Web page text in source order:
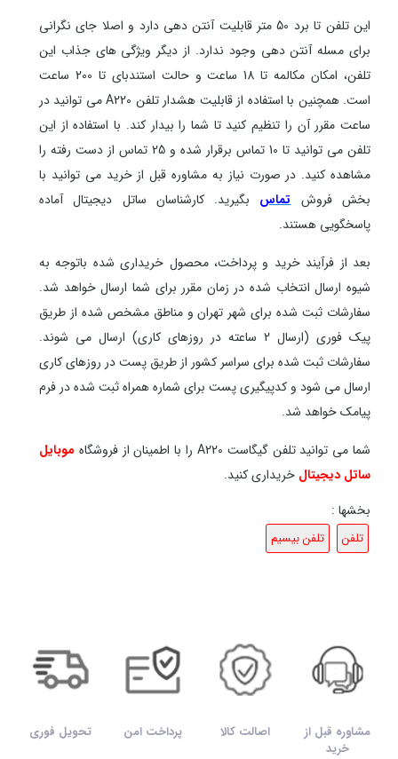
این تلفن تا برد 50 متر قابلیت آنتن دهی دارد و اصلا جای نگرانی
برای مسله آنتن دهی وجود ندارد. از دیگر ویژگی های جذاب این
تلفن، امکان مکالمه تا 18 ساعت و حالت استندبای تا 200 ساعت
است. همچنین با استفاده از قابلیت هشدار تلفن A220 می توانید در
ساعت مقرر آن را تنظیم کنید تا شما را بیدار کند. با استفاده از این
تلفن می توانید تا 10 تماس برقرار شده و 25 تماس از دست رفته را
مشاهده کنید. در صورت نیاز به مشاوره قبل از خرید می توانید با
بخش فروشتماس بگیرید. کارشناسان ساتل دیجیتال آماده
پاسخگویی هستند.
بعد از فرآیند خرید و پرداخت، محصول خریداری شده باتوجه به
شیوه ارسال انتخاب شده در زمان مقرر برای شما ارسال خواهد شد.
سفارشات ثبت شده برای شهر تهران و مناطق مشخص شده از طریق
پیک فوری (ارسال 2 ساعته در روزهای کاری) ارسال می شوند.
سفارشات ثبت شده برای سراسر کشور از طریق پست در روزهای کاری
ارسال می شود و کدپیگیری پست برای شماره همراه ثبت شده در فرم
پیامک خواهد شد.
شما می توانید تلفن گیگاست A220 را با اطمینان از فروشگاه
موبایل
ساتل دیجیتال خریداری کنید.
بخشها :
تلفن تلفن بیسیم
مشاوره قبل از
خرید
اصالت کالا پرداخت امن تحویل فوری